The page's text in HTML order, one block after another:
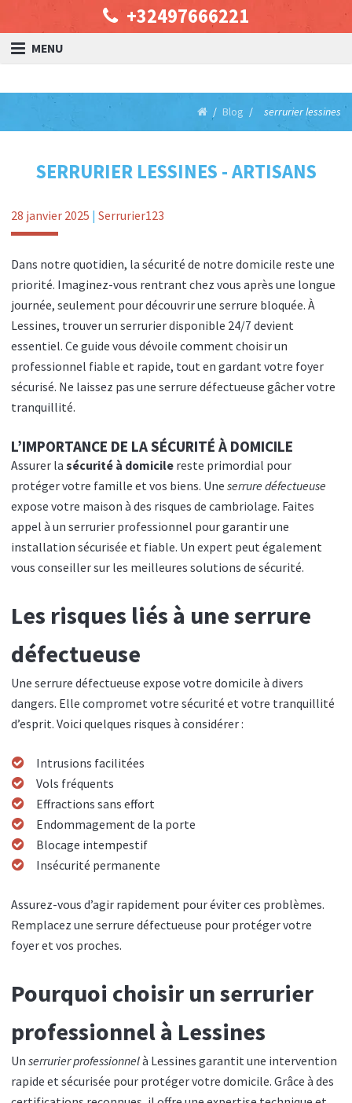
+32497666221
MENU
Blog serrurier lessines
SERRURIER LESSINES - ARTISANS
28 janvier 2025 Serrurier123
Dans notre quotidien, la sécurité de notre domicile reste une
priorité. Imaginez-vous rentrant chez vous après une longue
journée, seulement pour découvrir une serrure bloquée. À
Lessines, trouver un serrurier disponible 24/7 devient
essentiel. Ce guide vous dévoile comment choisir un
professionnel fiable et rapide, tout en gardant votre foyer
sécurisé. Ne laissez pas une serrure défectueuse gâcher votre
tranquillité.
L’IMPORTANCE DE LA SÉCURITÉ À DOMICILE
Assurer la sécurité à domicile reste primordial pour
protéger votre famille et vos biens. Une serrure défectueuse
expose votre maison à des risques de cambriolage. Faites
appel à un serrurier professionnel pour garantir une
installation sécurisée et fiable. Un expert peut également
vous conseiller sur les meilleures solutions de sécurité.
Les risques liés à une serrure
défectueuse
Une serrure défectueuse expose votre domicile à divers
dangers. Elle compromet votre sécurité et votre tranquillité
d’esprit. Voici quelques risques à considérer :
Intrusions facilitées
Vols fréquents
Effractions sans effort
Endommagement de la porte
Blocage intempestif
Insécurité permanente
Assurez-vous d’agir rapidement pour éviter ces problèmes.
Remplacez une serrure défectueuse pour protéger votre
foyer et vos proches.
Pourquoi choisir un serrurier
professionnel à Lessines
Un serrurier professionnelà Lessines garantit une intervention
rapide et sécurisée pour protéger votre domicile. Grâce à des